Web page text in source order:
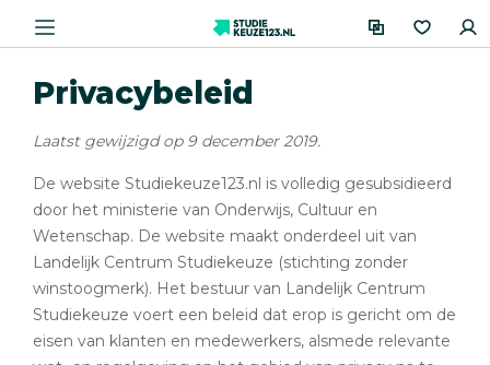
Privacybeleid
Laatst gewijzigd op 9 december 2019.
De website Studiekeuze123.nl is volledig gesubsidieerd
door het ministerie van Onderwijs, Cultuur en
Wetenschap. De website maakt onderdeel uit van
Landelijk Centrum Studiekeuze (stichting zonder
winstoogmerk). Het bestuur van Landelijk Centrum
Studiekeuze voert een beleid dat erop is gericht om de
eisen van klanten en medewerkers, alsmede relevante